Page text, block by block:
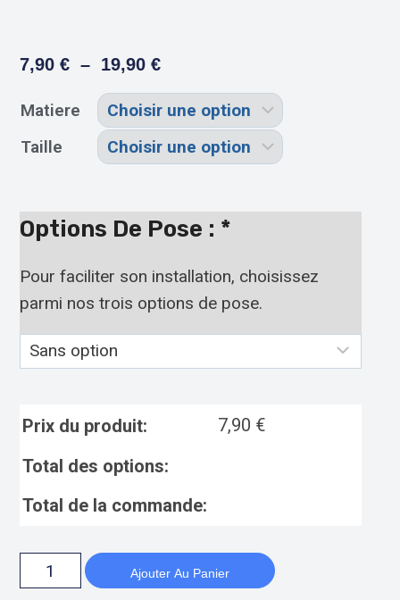
7,90€ – 19,90€
Matiere
Taille
Options De Pose : *
Pour faciliter son installation, choisissez
parmi nos trois options de pose.
Prix du produit: 7,90 €
Total des options:
Total de la commande:
Ajouter Au Panier